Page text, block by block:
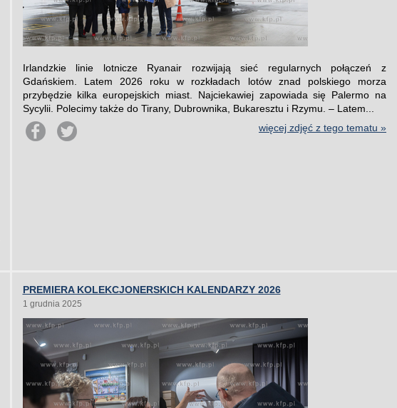
Irlandzkie linie lotnicze Ryanair rozwijają sieć regularnych połączeń z
Gdańskiem. Latem 2026 roku w rozkładach lotów znad polskiego morza
przybędzie kilka europejskich miast. Najciekawiej zapowiada się Palermo na
Sycylii. Polecimy także do Tirany, Dubrownika, Bukaresztu i Rzymu. – Latem...
więcej zdjęć z tego tematu »
PREMIERA KOLEKCJONERSKICH KALENDARZY 2026
1 grudnia 2025